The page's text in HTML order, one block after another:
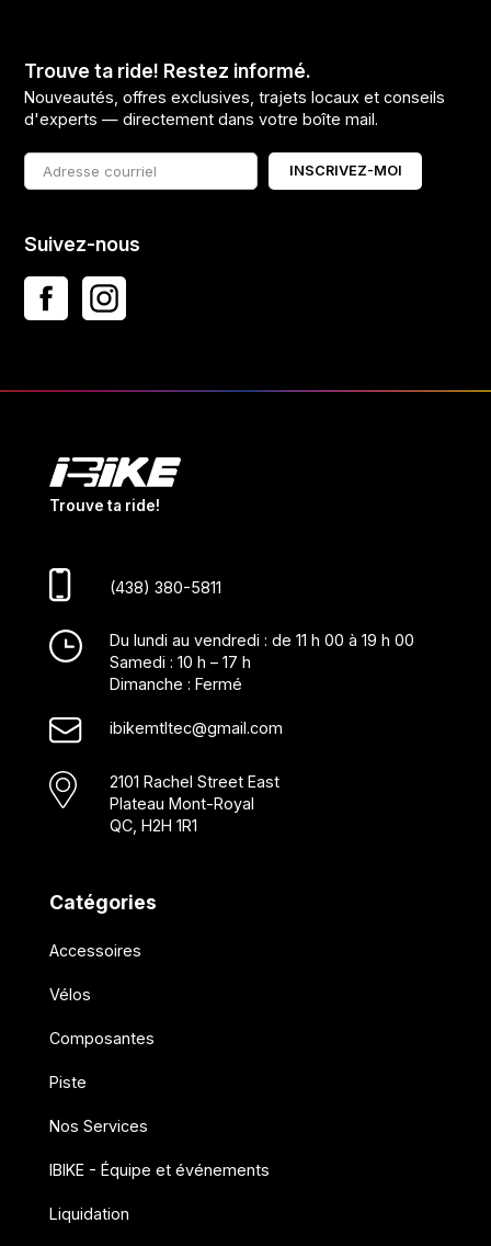
Trouve ta ride! Restez informé.
Nouveautés, offres exclusives, trajets locaux et conseils
d'experts — directement dans votre boîte mail.
INSCRIVEZ-MOI
Suivez-nous
Trouve ta ride!
(438) 380-5811
Du lundi au vendredi : de 11 h 00 à 19 h 00
Samedi : 10 h – 17 h
Dimanche : Fermé
ibikemtltec@gmail.com
2101 Rachel Street East
Plateau Mont-Royal
QC, H2H 1R1
Catégories
Accessoires
Vélos
Composantes
Piste
Nos Services
IBIKE - Équipe et événements
Liquidation